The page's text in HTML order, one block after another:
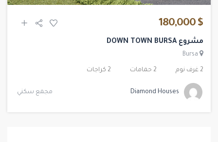
$ 180,000
مشروع DOWN TOWN BURSA
Bursa
2 غرف نوم 2 حمامات 2 كراجات
Diamond Houses مجمع سكني